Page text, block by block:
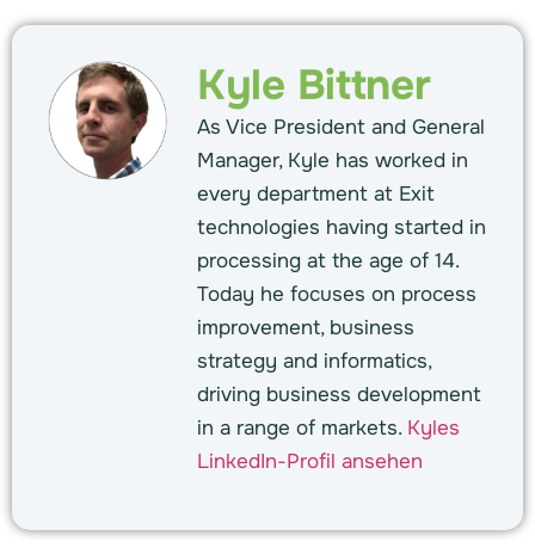
Kyle Bittner
As Vice President and General
Manager, Kyle has worked in
every department at Exit
technologies having started in
processing at the age of 14.
Today he focuses on process
improvement, business
strategy and informatics,
driving business development
in a range of markets. Kyles
LinkedIn-Profil ansehen